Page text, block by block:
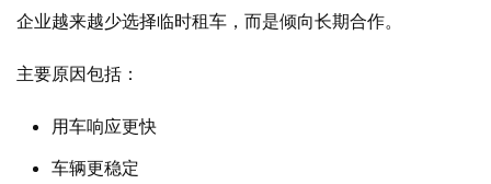
企业越来越少选择临时租车，而是倾向长期合作。
主要原因包括：
用车响应更快
车辆更稳定